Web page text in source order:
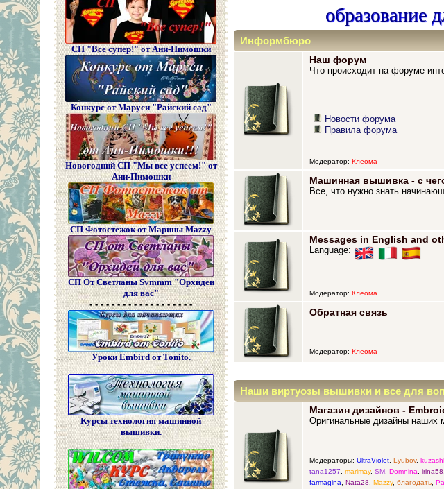
СП "Все супер!" от Ани-Пимошки
Конкурс от Маруси "Райский сад"
Новогодний СП "Мы все успеем!" от
Ани-Пимошки
СП Фотостежок от Марины Mazzy
СП От Светланы Svmmm "Орхидеи
для вас"
- - - - - - - - - - - - - - - - - - -
Уроки Embird от Tonito.
Курсы технология машинной
вышивки.
образование
Информбюро
Наш форум
Что происходит на форуме
Новости форума
Правила форума
Модератор: Клеома
Машинная вышивка - с
Все, что нужно знать
Messages in English and
Language:
Модератор: Клеома
Обратная связь
Модератор: Клеома
Наши виртуозы вышивки и все для
Магазин дизайнов -
Оригинальные дизайны наших
Модераторы: UltraViolet, Lyubov,
tana1257, marimay, SM, Domnina, irina58
farmagina, Nata28, Mazzy, благодать,